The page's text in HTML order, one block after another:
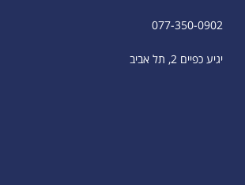
077-350-0902
יגיע כפיים 2, תל אביב